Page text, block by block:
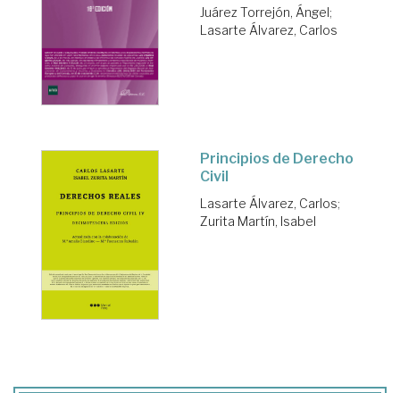
Juárez Torrejón, Ángel;
Lasarte Álvarez, Carlos
Principios de Derecho
Civil
Lasarte Álvarez, Carlos;
Zurita Martín, Isabel